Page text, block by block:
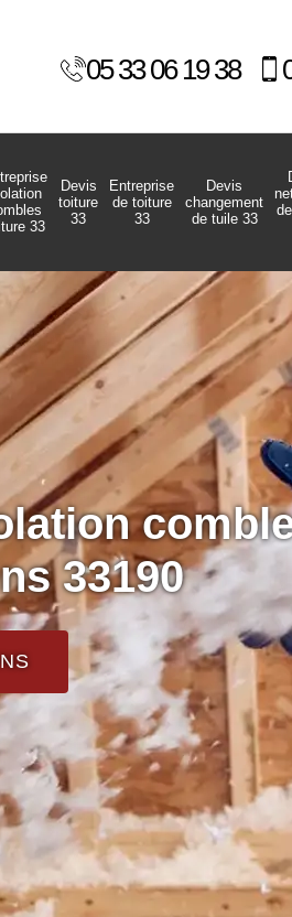
05 33 06 19 38
33
Devis
toiture
33
Entreprise
de toiture
33
Devis
changement
de tuile 33
33190